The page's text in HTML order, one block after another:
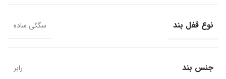
نوع قفل بند سگکی ساده
جنس بند رابر